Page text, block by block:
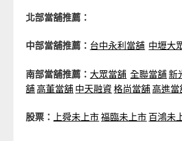
北部當舖推薦：
中部當舖推薦： 台中永利當舖 中壢大
南部當舖推薦： 大眾當舖 全聯當舖新
舖高董當舖 中天融資格尚當舖高進當
股票： 上舜未上市福臨未上市 百鴻未